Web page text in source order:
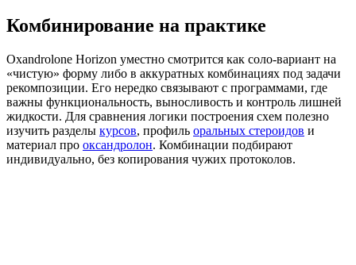
Комбинирование на практике
Oxandrolone Horizon уместно смотрится как соло-вариант на
«чистую» форму либо в аккуратных комбинациях под задачи
рекомпозиции. Его нередко связывают с программами, где
важны функциональность, выносливость и контроль лишней
жидкости. Для сравнения логики построения схем полезно
изучить разделы курсов, профиль оральных стероидов и
материал про оксандролон. Комбинации подбирают
индивидуально, без копирования чужих протоколов.